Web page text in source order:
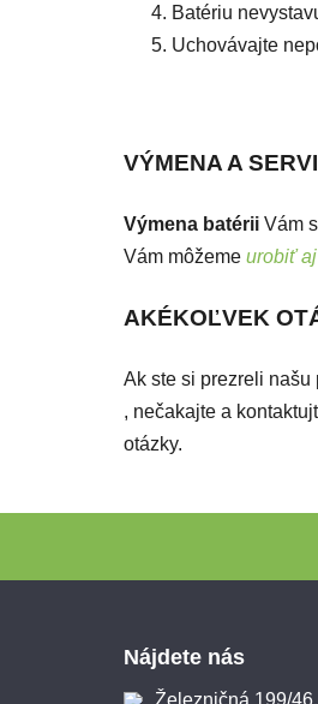
Batériu
Uchovávajte
VÝMENA A
Výmena batérii Vám
Vám môžeme urobiť
AKÉKOĽVEK
Ak ste si prezreli
, nečakajte a
otázky.
Nájdete nás
Železničná 199/